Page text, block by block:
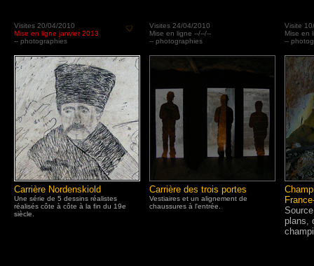
Carrière Nordenskiold
Une série de 5 dessins réalistes
réalisés côte à côte à la fin du 19e
siècle.
Carrière des trois portes
Vestiaires et un alignement de
chaussures à l'entrée.
plans,
Visite
Mise en
--
Visites 24/04/2010
Mise en ligne --/--/--
-- photographies
Visites 20/04/2010
Mise en ligne janvier 2013
-- photographies